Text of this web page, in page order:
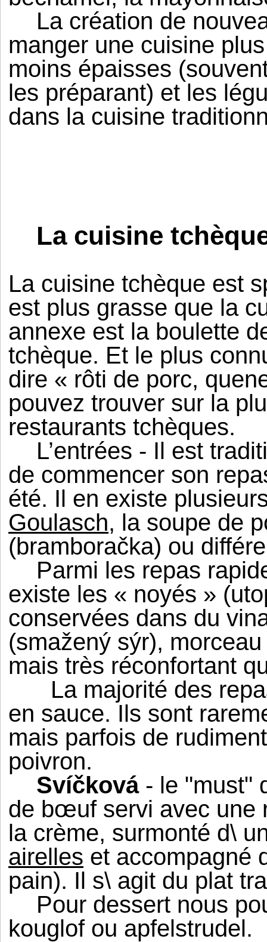
La création de
manger une cuisine
moins épaisses
les préparant) et les
dans la cuisine
La cuisine
La cuisine tchèque est
est plus grasse que la
annexe est la boulette
tchèque. Et le plus
dire « rôti de porc,
pouvez trouver sur la
restaurants tchèques.
L’entrées - Il est
de commencer son
été. Il en existe
Goulasch, la soupe de
(bramboračka) ou
Parmi les repas
existe les « noyés » (
conservées dans du
(smažený sýr),
mais très réconfortant
La majorité des
en sauce. Ils sont
mais parfois de
poivron.
Svíčková- le "must"
de bœuf servi avec une
la crème, surmonté d\
airelles et accompagné
pain). Il s\ agit du plat
Pour dessert nous
kouglof ou apfelstrudel.